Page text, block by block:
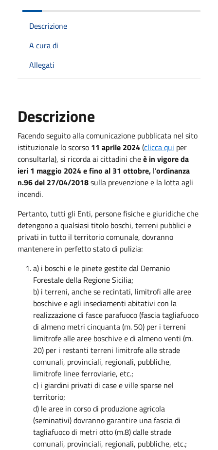
Descrizione
A cura di
Allegati
Descrizione
Facendo seguito alla comunicazione pubblicata nel sito
istituzionale lo scorso 11 aprile 2024(clicca qui per
consultarla), si ricorda ai cittadini cheè in vigore da
ieri 1 maggio 2024 e fino al 31 ottobre, l’ordinanza
n.96 del 27/04/2018sulla prevenzione e la lotta agli
incendi.
Pertanto, tutti gli Enti, persone fisiche e giuridiche che
detengono a qualsiasi titolo boschi, terreni pubblici e
privati in tutto il territorio comunale, dovranno
mantenere in perfetto stato di pulizia:
a) i boschi e le pinete gestite dal Demanio
Forestale della Regione Sicilia;
b) i terreni, anche se recintati, limitrofi alle aree
boschive e agli insediamenti abitativi con la
realizzazione di fasce parafuoco (fascia tagliafuoco
di almeno metri cinquanta (m. 50) per i terreni
limitrofe alle aree boschive e di almeno venti (m.
20) per i restanti terreni limitrofe alle strade
comunali, provinciali, regionali, pubbliche,
limitrofe linee ferroviarie, etc.;
c) i giardini privati di case e ville sparse nel
territorio;
d) le aree in corso di produzione agricola
(seminativi) dovranno garantire una fascia di
tagliafuoco di metri otto (m.8) dalle strade
comunali, provinciali, regionali, pubbliche, etc.;